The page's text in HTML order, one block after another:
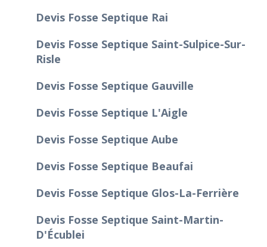
Devis Fosse Septique Rai
Devis Fosse Septique Saint-Sulpice-Sur-
Risle
Devis Fosse Septique Gauville
Devis Fosse Septique L'Aigle
Devis Fosse Septique Aube
Devis Fosse Septique Beaufai
Devis Fosse Septique Glos-La-Ferrière
Devis Fosse Septique Saint-Martin-
D'Écublei